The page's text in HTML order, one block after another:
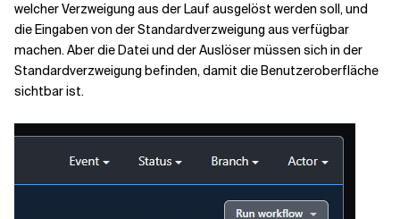
welcher Verzweigung aus der Lauf ausgelöst werden soll, und
die Eingaben von der Standardverzweigung aus verfügbar
machen. Aber die Datei und der Auslöser müssen sich in der
Standardverzweigung befinden, damit die Benutzeroberfläche
sichtbar ist.